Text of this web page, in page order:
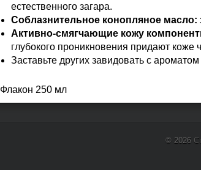
естественного загара.
Соблазнительное конопляное масло:
Активно-смягчающие кожу
глубокого проникновения придают коже
Заставьте других завидовать с
Флакон 250 мл
© 2026